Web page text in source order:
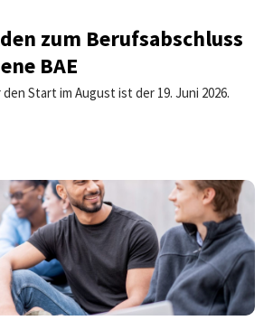
zum Berufsabschluss
BAE
Start im August ist der 19. Juni 2026.